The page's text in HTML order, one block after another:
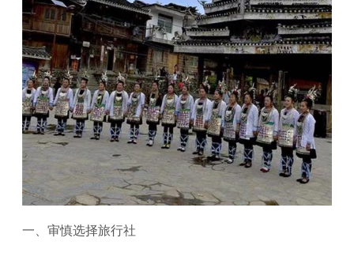
一、审慎选择旅行社